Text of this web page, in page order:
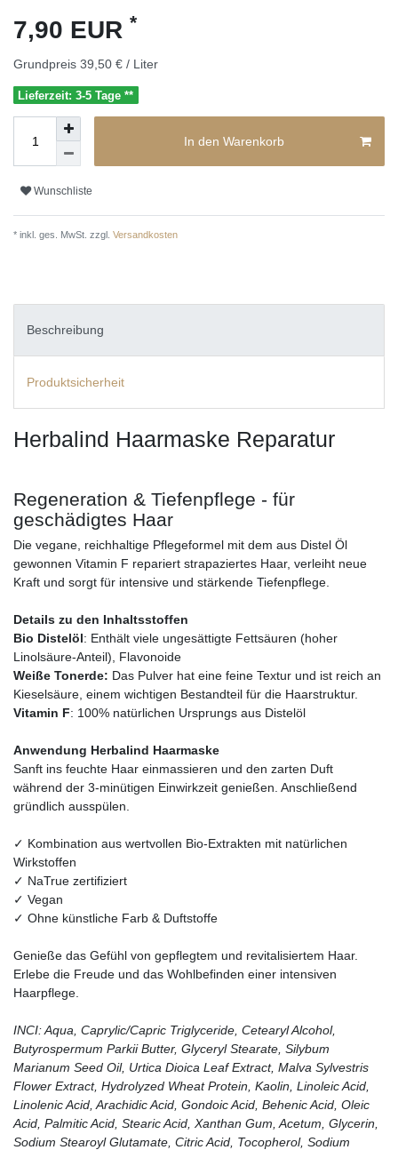
7,90 EUR *
Grundpreis 39,50 € / Liter
Lieferzeit: 3-5 Tage **
In den Warenkorb
Wunschliste
* inkl. ges. MwSt. zzgl. Versandkosten
Beschreibung
Produktsicherheit
Herbalind Haarmaske Reparatur
Regeneration & Tiefenpflege - für
geschädigtes Haar
Die vegane, reichhaltige Pflegeformel mit dem aus Distel Öl
gewonnen Vitamin F repariert strapaziertes Haar, verleiht neue
Kraft und sorgt für intensive und stärkende Tiefenpflege.
Details zu den Inhaltsstoffen
Bio Distelöl: Enthält viele ungesättigte Fettsäuren (hoher
Linolsäure-Anteil), Flavonoide
Weiße Tonerde: Das Pulver hat eine feine Textur und ist reich an
Kieselsäure, einem wichtigen Bestandteil für die Haarstruktur.
Vitamin F: 100% natürlichen Ursprungs aus Distelöl
Anwendung Herbalind Haarmaske
Sanft ins feuchte Haar einmassieren und den zarten Duft
während der 3-minütigen Einwirkzeit genießen. Anschließend
gründlich ausspülen.
✓ Kombination aus wertvollen Bio-Extrakten mit natürlichen
Wirkstoffen
✓ NaTrue zertifiziert
✓ Vegan
✓ Ohne künstliche Farb & Duftstoffe
Genieße das Gefühl von gepflegtem und revitalisiertem Haar.
Erlebe die Freude und das Wohlbefinden einer intensiven
Haarpflege.
INCI: Aqua, Caprylic/Capric Triglyceride, Cetearyl Alcohol,
Butyrospermum Parkii Butter, Glyceryl Stearate, Silybum
Marianum Seed Oil, Urtica Dioica Leaf Extract, Malva Sylvestris
Flower Extract, Hydrolyzed Wheat Protein, Kaolin, Linoleic Acid,
Linolenic Acid, Arachidic Acid, Gondoic Acid, Behenic Acid, Oleic
Acid, Palmitic Acid, Stearic Acid, Xanthan Gum, Acetum, Glycerin,
Sodium Stearoyl Glutamate, Citric Acid, Tocopherol, Sodium